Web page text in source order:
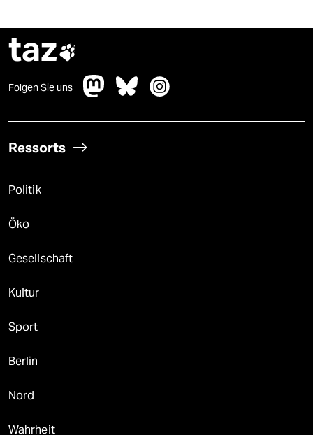
taz
Folgen Sie uns
Ressorts
Politik
Öko
Gesellschaft
Kultur
Sport
Berlin
Nord
Wahrheit